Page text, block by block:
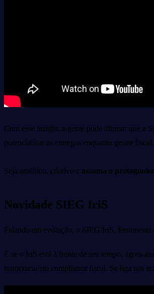
Com esse insight, a gente pode afirmar que a
potencializar as entregas enquanto gestor fiscal.
Seja analítico, criativo e assuma o
Novidade SIEG IriS
Falando em evolução, o SIEG IriS,
E se o IriS está à frente de seu tempo, agora
burocracia em compliance fiscal. Se liga nas